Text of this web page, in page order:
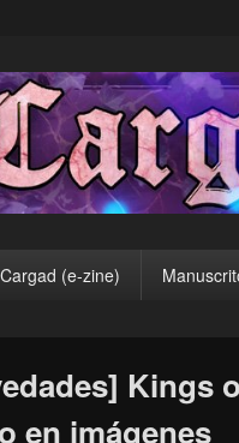
Cargad (e-zine)
Kings
en imágenes